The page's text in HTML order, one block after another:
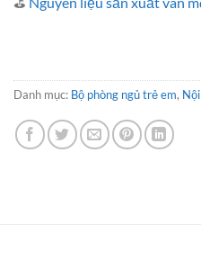
Danh mục: Bộ phòng ngủ trẻ em,